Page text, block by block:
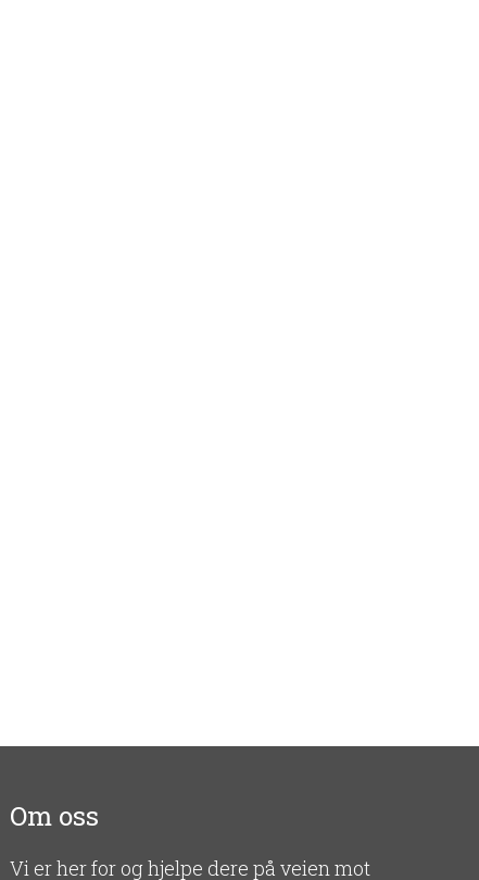
Om oss
Vi er her for og hjelpe dere på veien mot